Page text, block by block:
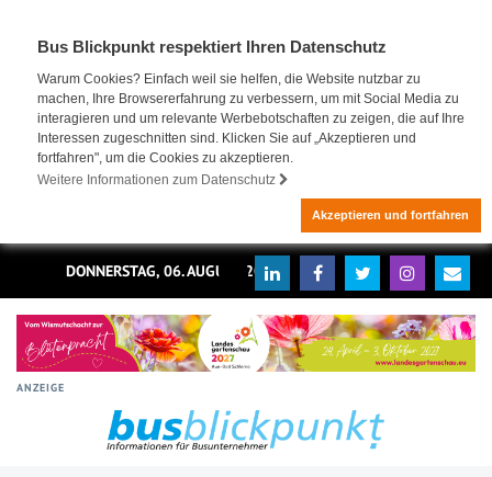
Bus Blickpunkt respektiert Ihren Datenschutz
Warum Cookies? Einfach weil sie helfen, die Website nutzbar zu
machen, Ihre Browsererfahrung zu verbessern, um mit Social Media zu
interagieren und um relevante Werbebotschaften zu zeigen, die auf Ihre
Interessen zugeschnitten sind. Klicken Sie auf „Akzeptieren und
fortfahren", um die Cookies zu akzeptieren.
Weitere Informationen zum Datenschutz
Akzeptieren und fortfahren
DONNERSTAG, 06. AUGUST 2026
ANZEIGE